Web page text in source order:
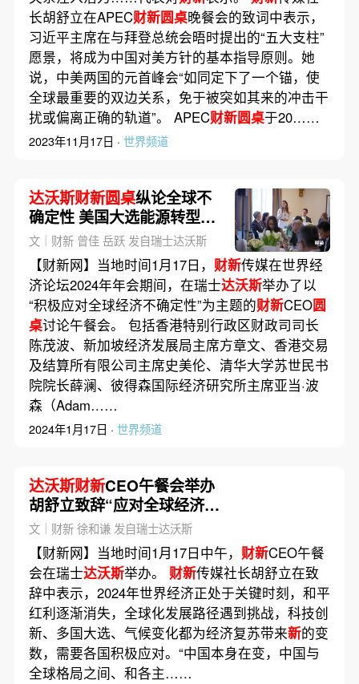
长胡舒立在APEC财新圆桌晚餐会的致词中表示，
习近平主席在与拜登总统会晤时提出的“五大支柱”
愿景，将成为中国对美方针的基本指导原则。她
说，中美两国的元首峰会“如同定下了一个锚，使
全球最重要的双边关系，免于被突如其来的冲击干
扰或偏离正确的轨道”。 APEC财新圆桌于20……
2023年11月17日 · 世界频道
达沃斯财新圆桌纵论全球不
确定性 美国大选能源转型AI
变革焦点纷陈
文｜财新 曾佳 岳跃 发自瑞士达沃斯
【财新网】当地时间1月17日， 财新传媒在世界经
济论坛2024年年会期间，在瑞士达沃斯举办了以
“积极应对全球经济不确定性”为主题的财新CEO圆
桌讨论午餐会。 包括香港特别行政区财政司司长
陈茂波、新加坡经济发展局主席方章文、香港交易
及结算所有限公司主席史美伦、清华大学苏世民书
院院长薛澜、彼得森国际经济研究所主席亚当·波
森（Adam……
2024年1月17日 · 世界频道
达沃斯财新CEO午餐会举办
胡舒立致辞“应对全球经济不
确定性”
文｜财新 徐和谦 发自瑞士达沃斯
【财新网】当地时间1月17日中午， 财新CEO午餐
会在瑞士达沃斯举办。 财新传媒社长胡舒立在致
辞中表示，2024年世界经济正处于关键时刻，和平
红利逐渐消失，全球化发展路径遇到挑战，科技创
新、多国大选、气候变化都为经济复苏带来新的变
数，需要各国积极应对。“中国本身在变，中国与
全球格局之间、和各主……